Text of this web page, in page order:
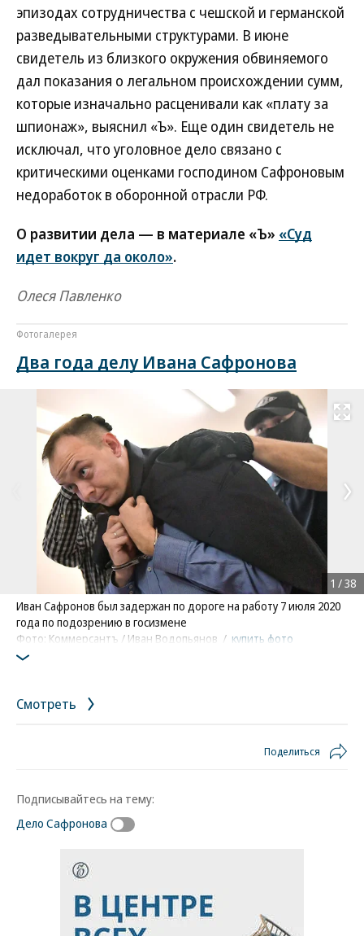
эпизодах сотрудничества с чешской и германской
разведывательными структурами. В июне
свидетель из близкого окружения обвиняемого
дал показания о легальном происхождении сумм,
которые изначально расценивали как «плату за
шпионаж», выяснил «Ъ». Еще один свидетель не
исключал, что уголовное дело связано с
критическими оценками господином Сафроновым
недоработок в оборонной отрасли РФ.
О развитии дела — в материале «Ъ» «Суд
идет вокруг да около».
Олеся Павленко
Фотогалерея
Два года делу Ивана Сафронова
Развернуть
Иван Сафронов был задержан по дороге на работу 7 июля 2020
года по подозрению в госизмене
Фото: Коммерсантъ / Иван Водопьянов / купить фото
1 /38
Смотреть
Поделиться
Подписывайтесь на тему:
Дело Сафронова